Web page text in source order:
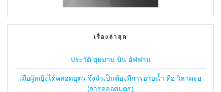
เรื่องล่าสุด
ประวัติ อุษมาน บิน อัฟฟาน
เมื่อผู้หญิงได้คลอดบุตร จึงจำเป็นต้องมีการอาบน้ำ คือ วิลาดะฮฺ
(การคลอดบุตร)